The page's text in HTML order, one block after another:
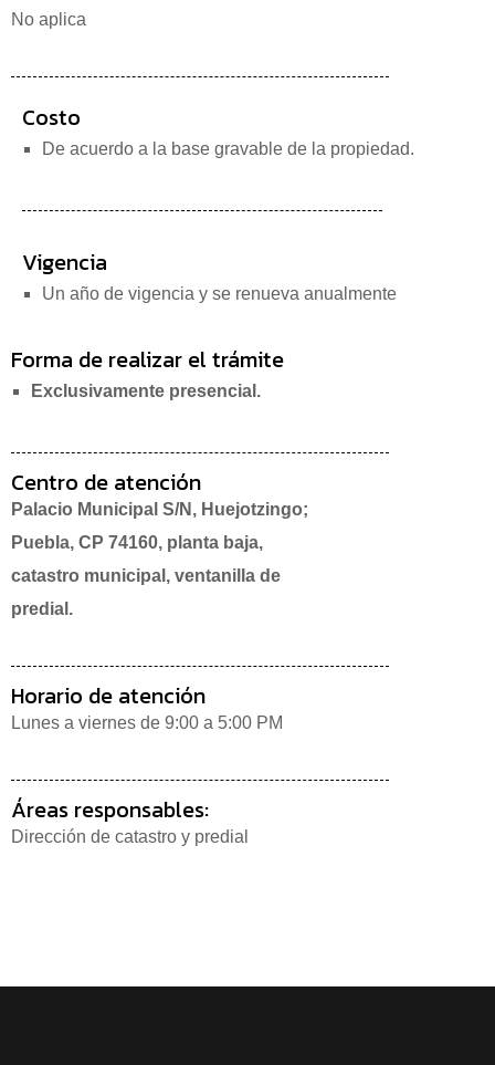
No aplica
Costo
De acuerdo a la base gravable de la propiedad.
Vigencia
Un año de vigencia y se renueva anualmente
Forma de realizar el trámite
Exclusivamente presencial.
Centro de atención
Palacio Municipal S/N, Huejotzingo;
Puebla, CP 74160, planta baja,
catastro municipal, ventanilla de
predial.
Horario de atención
Lunes a viernes de 9:00 a 5:00 PM
Áreas responsables:
Dirección de catastro y predial